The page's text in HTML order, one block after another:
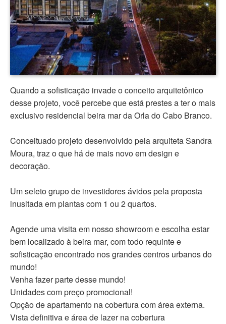
Quando a sofisticação invade o conceito arquitetônico
desse projeto, você percebe que está prestes a ter o mais
exclusivo residencial beira mar da Orla do Cabo Branco.
Conceituado projeto desenvolvido pela arquiteta Sandra
Moura, traz o que há de mais novo em design e
decoração.
Um seleto grupo de investidores ávidos pela proposta
inusitada em plantas com 1 ou 2 quartos.
Agende uma visita em nosso showroom e escolha estar
bem localizado à beira mar, com todo requinte e
sofisticação encontrado nos grandes centros urbanos do
mundo!
Venha fazer parte desse mundo!
Unidades com preço promocional!
Opção de apartamento na cobertura com área externa.
Vista definitiva e área de lazer na cobertura